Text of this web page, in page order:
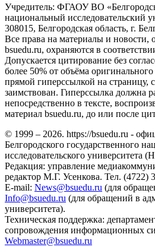
Учредитель: ФГАОУ ВО
национальный исследовательский
308015, Белгородская область, г.
Все права на материалы и новости,
bsuedu.ru, охраняются в
Допускается цитирование без
более 50% от объёма
прямой гиперссылкой на страницу,
заимствован. Гиперссылка должна
непосредственно в тексте,
материал bsuedu.ru, до или после
© 1999 – 2026. https://bsuedu.ru -
Белгородского государственного
исследовательского университета
Редакция: управление
редактор М.Г. Усенкова. Тел. (4722)
E-mail: News@bsuedu.ru (для
Info@bsuedu.ru (для обращений в
университета).
Техническая поддержка:
сопровождения информационных
Webmaster@bsuedu.ru